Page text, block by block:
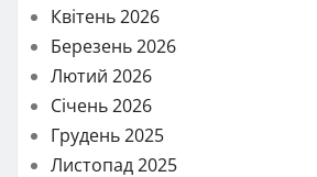
Квітень 2026
Березень 2026
Лютий 2026
Січень 2026
Грудень 2025
Листопад 2025